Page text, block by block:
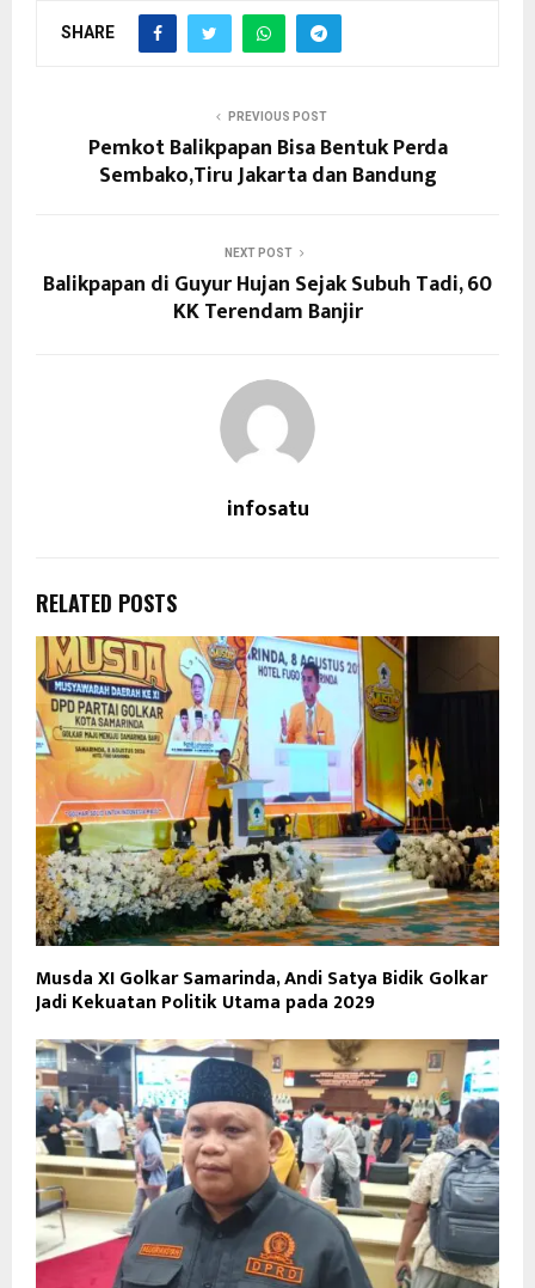
SHARE
PREVIOUS POST
Pemkot Balikpapan Bisa Bentuk Perda
Sembako,Tiru Jakarta dan Bandung
NEXT POST
Balikpapan di Guyur Hujan Sejak Subuh Tadi, 60
KK Terendam Banjir
infosatu
RELATED POSTS
Musda XI Golkar Samarinda, Andi Satya Bidik Golkar
Jadi Kekuatan Politik Utama pada 2029